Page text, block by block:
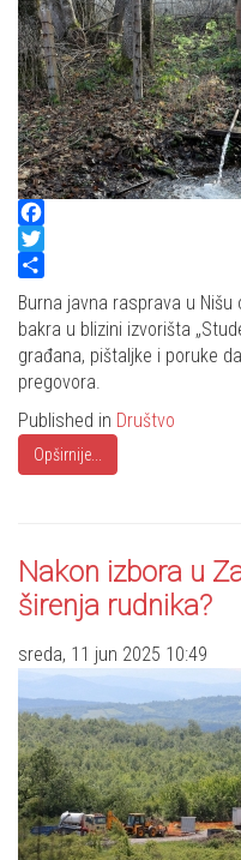
Facebook
Twitter
Share
Burna javna rasprava u
bakra u blizini izvorišta
građana, pištaljke i poruke
pregovora.
Published in Društvo
Opširnije...
Nakon izbora u
širenja rudnika?
sreda, 11 jun 2025 10:49